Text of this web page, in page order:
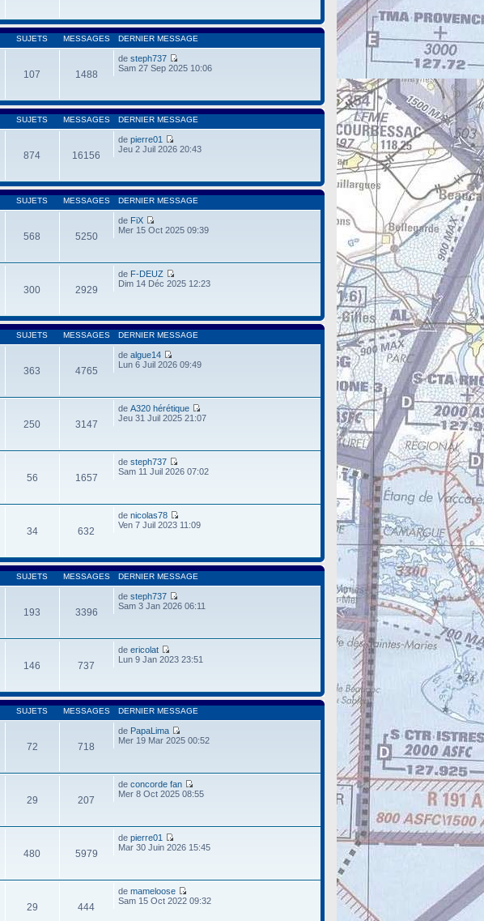
SUJETS MESSAGES DERNIER MESSAGE
107 1488
de steph737
Sam 27 Sep 2025 10:06
SUJETS MESSAGES DERNIER MESSAGE
874 16156
de pierre01
Jeu 2 Juil 2026 20:43
SUJETS MESSAGES DERNIER MESSAGE
568 5250
de FiX
Mer 15 Oct 2025 09:39
300 2929
de F-DEUZ
Dim 14 Déc 2025 12:23
SUJETS MESSAGES DERNIER MESSAGE
363 4765
de algue14
Lun 6 Juil 2026 09:49
250 3147
de A320 hérétique
Jeu 31 Juil 2025 21:07
56 1657
de steph737
Sam 11 Juil 2026 07:02
34 632
de nicolas78
Ven 7 Juil 2023 11:09
SUJETS MESSAGES DERNIER MESSAGE
193 3396
de steph737
Sam 3 Jan 2026 06:11
146 737
de ericolat
Lun 9 Jan 2023 23:51
SUJETS MESSAGES DERNIER MESSAGE
72 718
de PapaLima
Mer 19 Mar 2025 00:52
29 207
de concorde fan
Mer 8 Oct 2025 08:55
480 5979
de pierre01
Mar 30 Juin 2026 15:45
29 444
de mameloose
Sam 15 Oct 2022 09:32